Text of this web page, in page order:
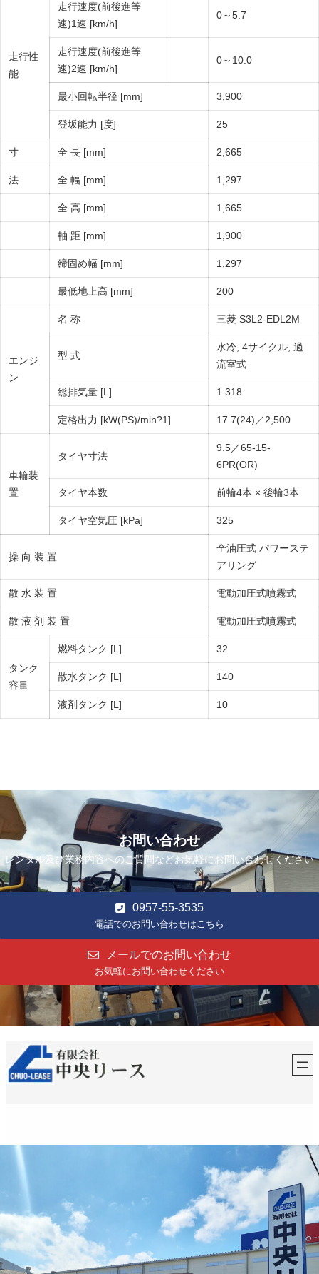
走行性
能
走行速度(前後進等
速)1速 [km/h]
0～5.7
走行速度(前後進等
速)2速 [km/h]
0～10.0
最小回転半径 [mm] 3,900
登坂能力 [度] 25
寸 全 長 [mm] 2,665
法 全 幅 [mm] 1,297
全 高 [mm] 1,665
軸 距 [mm] 1,900
締固め幅 [mm] 1,297
最低地上高 [mm] 200
エンジ
ン
名 称 三菱 S3L2-EDL2M
型 式
水冷, 4サイクル, 過
流室式
総排気量 [L] 1.318
定格出力 [kW(PS)/min?1] 17.7(24)／2,500
車輪装
置
タイヤ寸法
9.5／65-15-
6PR(OR)
タイヤ本数 前輪4本 × 後輪3本
タイヤ空気圧 [kPa] 325
操 向 装 置
全油圧式 パワーステ
アリング
散 水 装 置 電動加圧式噴霧式
散 液 剤 装 置 電動加圧式噴霧式
タンク
容量
燃料タンク [L] 32
散水タンク [L] 140
液剤タンク [L] 10
お問い合わせ
レンタル及び業務内容へのご質問などお気軽にお問い合わせください
0957-55-3535
電話でのお問い合わせはこちら
メールでのお問い合わせ
お気軽にお問い合わせください